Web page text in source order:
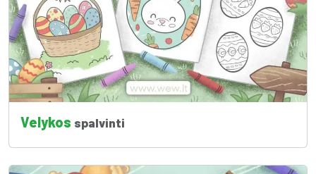
Velykos spalvinti